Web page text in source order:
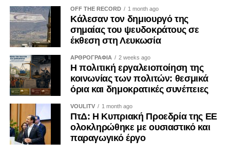
Αντόνιο Κόστα προκάλεσε δυσφορία σε αρκετές
ευρωπαϊκές πρωτεύουσες. Ειδικότερα, η Πολωνία, οι
τρεις χώρες της Βαλτικής και τα σκανδιναβικά κράτη
εξέφρασαν επιφυλάξεις, θεωρώντας ότι οποιαδήποτε
προσέγγιση προς τη Ρωσία θα πρέπει να αποφασίζεται
συλλογικά και έπειτα από πλήρη διαβούλευση μεταξύ των
κρατών-μελών. Σύμφωνα με διπλωματικές πηγές, η
δυσαρέσκεια επικεντρώνεται κυρίως στο γεγονός ότι ο
Κόστα δεν είχε προηγουμένως ενημερώσει ή
συμβουλευτεί επαρκώς τις ευρωπαϊκές πρωτεύουσες
πριν δώσει το πράσινο φως για την έναρξη των επαφών.
Ο πρόεδρος του Ευρωπαϊκού Συμβουλίου φαίνεται πως
OFF THE RECORD 1 month ago
Κάλεσαν τον δημιουργό της
σημαίας του ψευδοκράτους σε
έκθεση στη Λευκωσία
ΑΡΘΡΟΓΡΑΦΙΑ 2 weeks ago
Η πολιτική εργαλειοποίηση της
κοινωνίας των πολιτών: θεσμικά
όρια και δημοκρατικές συνέπειες
VOULITV 1 month ago
ΠτΔ: Η Κυπριακή Προεδρία της ΕΕ
ολοκληρώθηκε με ουσιαστικό και
παραγωγικό έργο